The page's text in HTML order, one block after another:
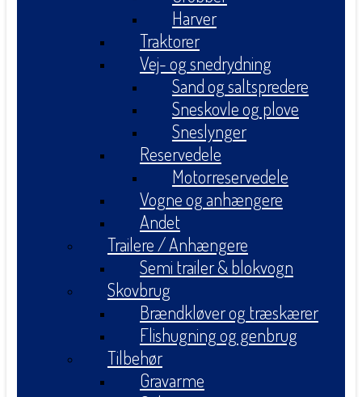
Harver
Traktorer
Vej- og snedrydning
Sand og saltspredere
Sneskovle og plove
Sneslynger
Reservedele
Motorreservedele
Vogne og anhængere
Andet
Trailere / Anhængere
Semi trailer & blokvogn
Skovbrug
Brændkløver og træskærer
Flishugning og genbrug
Tilbehør
Gravarme